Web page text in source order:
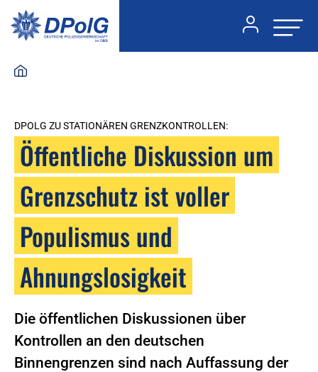
DPOLG ZU STATIONÄREN GRENZKONTROLLEN:
Öffentliche Diskussion um
Grenzschutz ist voller
Populismus und
Ahnungslosigkeit
Die öffentlichen Diskussionen über
Kontrollen an den deutschen
Binnengrenzen sind nach Auffassung der